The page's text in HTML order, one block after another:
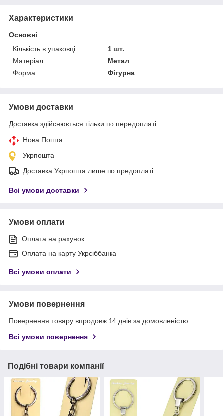
Характеристики
Основні
Кількість в упаковці
1 шт.
Матеріал
Метал
Форма
Фігурна
Умови доставки
Доставка здійснюється тільки по передоплаті.
Нова Пошта
Укрпошта
Доставка Укрпошта лише по предоплаті
Всі умови доставки
Умови оплати
Оплата на рахунок
Оплата на карту Укрсіббанка
Всі умови оплати
Умови повернення
Повернення товару впродовж 14 днів за домовленістю
Всі умови повернення
Подібні товари компанії